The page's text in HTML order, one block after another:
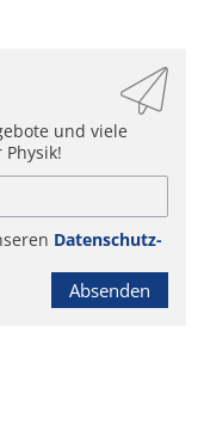
und viele
Datenschutz-
Absenden